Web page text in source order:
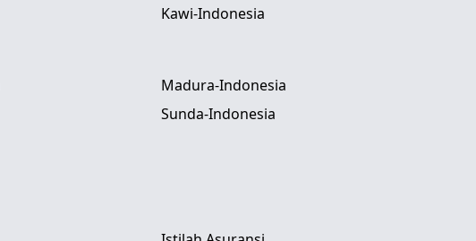
Kawi-Indonesia
Madura-Indonesia
Sunda-Indonesia